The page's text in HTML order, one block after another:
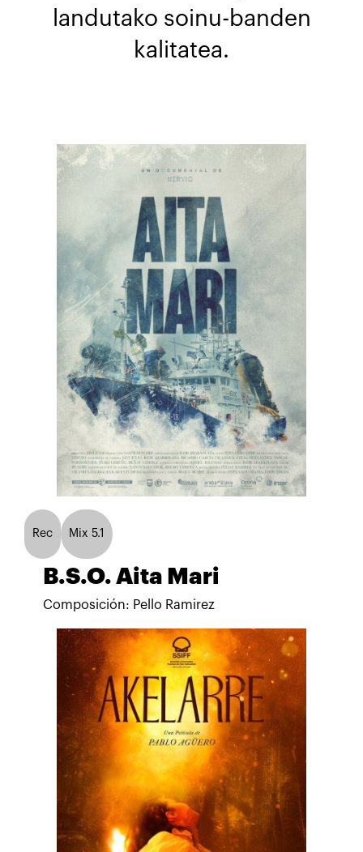
landutako soinu-banden
kalitatea.
Rec Mix 5.1
B.S.O. Aita Mari
Composición: Pello Ramirez